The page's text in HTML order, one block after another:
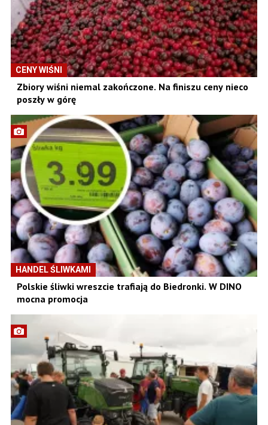
CENY WIŚNI
Zbiory wiśni niemal zakończone. Na finiszu ceny nieco
poszły w górę
HANDEL ŚLIWKAMI
Polskie śliwki wreszcie trafiają do Biedronki. W DINO
mocna promocja